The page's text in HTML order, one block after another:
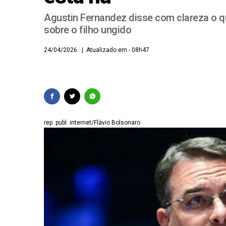
Aliados respondem
O milagre da
Agustin Fernandez disse com clareza o
sobre o filho ungido
24/04/2026 | Atualizado em - 08h47
rep. publ. internet/Flávio Bolsonaro